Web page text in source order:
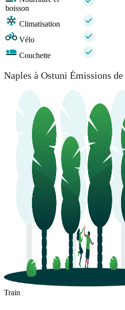
boisson
Climatisation
Vélo
Couchette
Naples à Ostuni Émissions
Train